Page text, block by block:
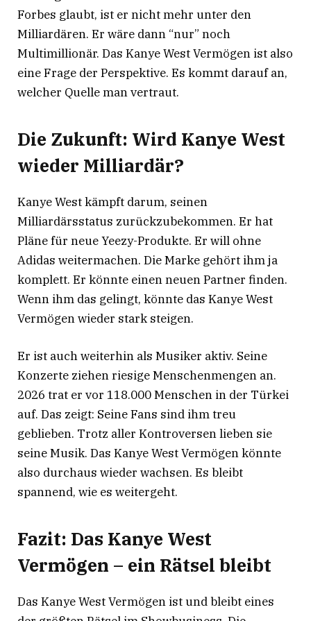
Forbes glaubt, ist er nicht mehr unter den
Milliardären. Er wäre dann “nur” noch
Multimillionär. Das Kanye West Vermögen ist also
eine Frage der Perspektive. Es kommt darauf an,
welcher Quelle man vertraut.
Die Zukunft: Wird Kanye West
wieder Milliardär?
Kanye West kämpft darum, seinen
Milliardärsstatus zurückzubekommen. Er hat
Pläne für neue Yeezy-Produkte. Er will ohne
Adidas weitermachen. Die Marke gehört ihm ja
komplett. Er könnte einen neuen Partner finden.
Wenn ihm das gelingt, könnte das Kanye West
Vermögen wieder stark steigen.
Er ist auch weiterhin als Musiker aktiv. Seine
Konzerte ziehen riesige Menschenmengen an.
2026 trat er vor 118.000 Menschen in der Türkei
auf. Das zeigt: Seine Fans sind ihm treu
geblieben. Trotz aller Kontroversen lieben sie
seine Musik. Das Kanye West Vermögen könnte
also durchaus wieder wachsen. Es bleibt
spannend, wie es weitergeht.
Fazit: Das Kanye West
Vermögen – ein Rätsel bleibt
Das Kanye West Vermögen ist und bleibt eines